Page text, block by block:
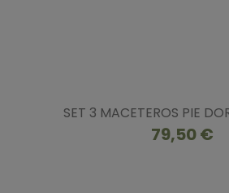
SET 3 MACETEROS PIE
79,50 €